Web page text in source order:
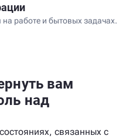
работе и бытовых задачах.
вам
над
связанных с